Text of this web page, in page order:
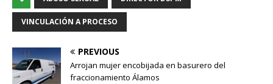
VINCULACIÓN A PROCESO
PREVIOUS
Arrojan mujer encobijada en basurero del
fraccionamiento Álamos